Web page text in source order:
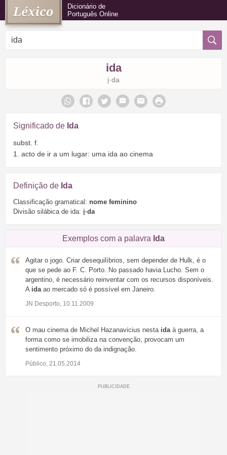
Dicionário de
Português Online
ida
i·da
Significado de Ida
subst. f.
1. acto de ir a um lugar: uma ida ao cinema
Definição de Ida
Classificação gramatical: nome feminino
Divisão silábica de ida: i·da
Exemplos com a palavra Ida
Agitar o jogo. Criar desequilíbrios, sem depender de Hulk, é o
que se pede ao F. C. Porto. No passado havia Lucho. Sem o
argentino, é necessário reinventar com os recursos disponíveis.
A ida ao mercado só é possível em Janeiro.
JN Desporto, 10.11.2009
O mau cinema de Michel Hazanavicius nesta ida à guerra, a
forma como se imobiliza na convenção, provocam um
sentimento próximo do da indignação.
Público, 21.05.2014